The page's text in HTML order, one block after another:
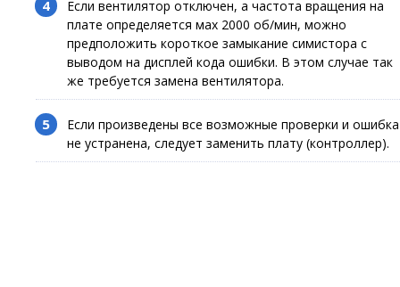
Если вентилятор отключен, а частота вращения на
плате определяется маx 2000 об/мин, можно
предположить короткое замыкание симистора с
выводом на дисплей кода ошибки. В этом случае так
же требуется замена вентилятора.
Если произведены все возможные проверки и ошибка
не устранена, следует заменить плату (контроллер).